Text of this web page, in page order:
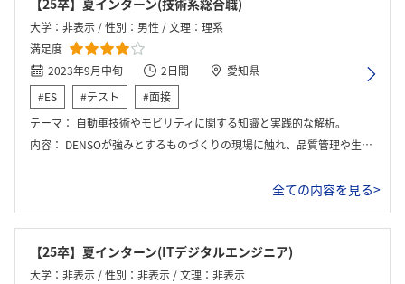
【25卒】夏インターン(技術系総合職)
大学：非表示 / 性別：男性 / 文理：理系
満足度
2023年9月中旬
2日間
愛知県
#ES
#テスト
#面接
テーマ： 自動車技術やモビリティに関する知識と実践的な解析。
内容： DENSOが強みとするものづくりの現場に触れ、品質管理や生産効率の向上に向けたプロセス改善の考え方も学べます。また、グローバル展開している企業ならではの多国籍な視点を持ち、世界中の顧客ニーズに応じた技術開発の重要性を理解することができるでしょう。チームでの協働やコミュニケーションの大切さも実感できる貴重な経験となります。
全ての内容を見る>
【25卒】夏インターン(ITデジタルエンジニア)
大学：非表示 / 性別：非表示 / 文理：非表示